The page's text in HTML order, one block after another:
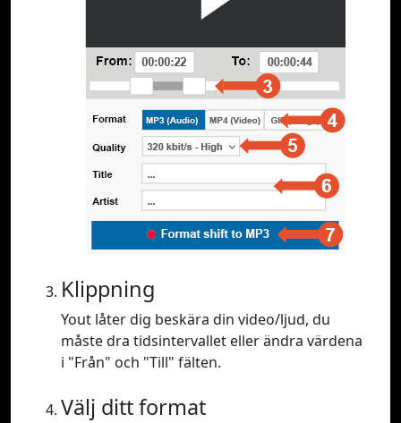
Klippning
Yout låter dig beskära din video/ljud, du
måste dra tidsintervallet eller ändra värdena
i "Från" och "Till" fälten.
Välj ditt format